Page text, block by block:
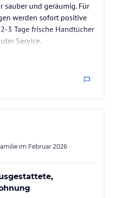
sauber und geräumig. Für
werden sofort positive
3 Tage frische Handtücher
Service.
im Februar 2026